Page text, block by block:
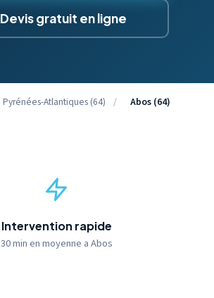
Devis gratuit en ligne
Pyrénées-Atlantiques (64) / Abos (64)
Intervention rapide
30 min en moyenne a Abos